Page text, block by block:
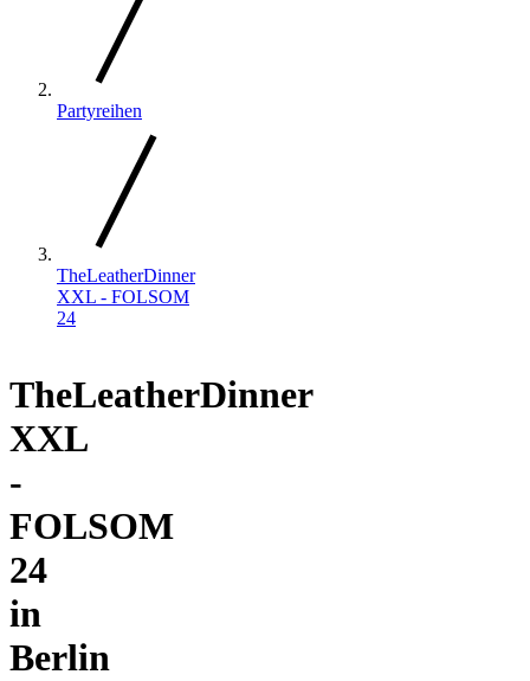
Partyreihen
TheLeatherDinner
XXL - FOLSOM
24
TheLeatherDinner
XXL
-
FOLSOM
24
in
Berlin